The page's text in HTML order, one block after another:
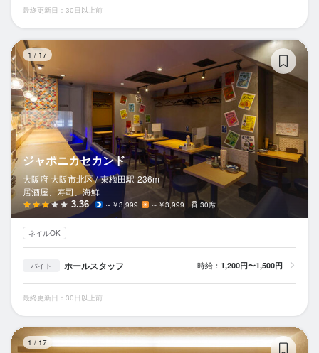
最終更新日：30日以上前
1 / 17
ジャポニカセカンド
大阪府 大阪市北区 / 東梅田駅 236m
居酒屋、寿司、海鮮
3.36 ～￥3,999 ～￥3,999 30席
ネイルOK
バイト ホールスタッフ 時給： 1,200円〜1,500円
最終更新日：30日以上前
1 / 17